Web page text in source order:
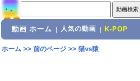
動画 ホーム 人気の動画 K-POP
ホーム>> 前のページ>> 猫vs猿